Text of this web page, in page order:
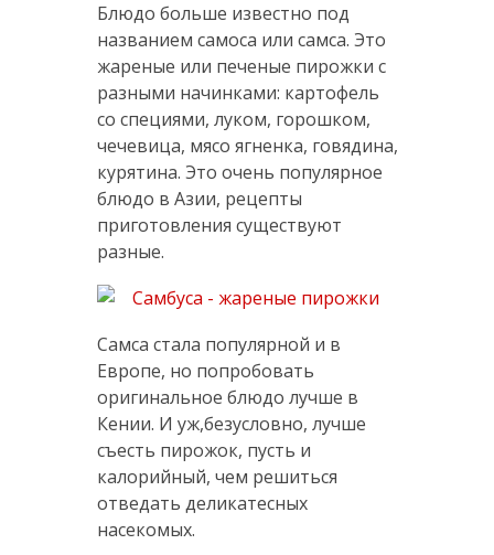
Блюдо больше известно под
названием самоса или самса. Это
жареные или печеные пирожки с
разными начинками: картофель
со специями, луком, горошком,
чечевица, мясо ягненка, говядина,
курятина. Это очень популярное
блюдо в Азии, рецепты
приготовления существуют
разные.
Самса стала популярной и в
Европе, но попробовать
оригинальное блюдо лучше в
Кении. И уж,безусловно, лучше
съесть пирожок, пусть и
калорийный, чем решиться
отведать деликатесных
насекомых.